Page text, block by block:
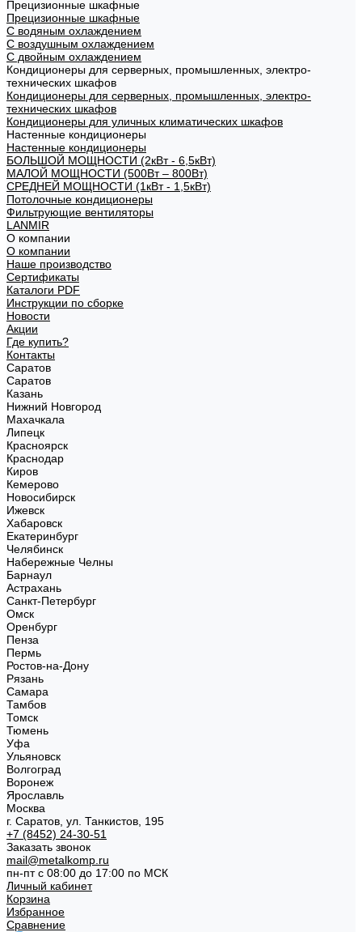
Прецизионные шкафные
Прецизионные шкафные
С водяным охлаждением
С воздушным охлаждением
С двойным охлаждением
Кондиционеры для серверных, промышленных, электро-
технических шкафов
Кондиционеры для серверных, промышленных, электро-
технических шкафов
Кондиционеры для уличных климатических шкафов
Настенные кондиционеры
Настенные кондиционеры
БОЛЬШОЙ МОЩНОСТИ (2кВт - 6,5кВт)
МАЛОЙ МОЩНОСТИ (500Вт – 800Вт)
СРЕДНЕЙ МОЩНОСТИ (1кВт - 1,5кВт)
Потолочные кондиционеры
Фильтрующие вентиляторы
LANMIR
О компании
О компании
Наше производство
Сертификаты
Каталоги PDF
Инструкции по сборке
Новости
Акции
Где купить?
Контакты
Саратов
Саратов
Казань
Нижний Новгород
Махачкала
Липецк
Красноярск
Краснодар
Киров
Кемерово
Новосибирск
Ижевск
Хабаровск
Екатеринбург
Челябинск
Набережные Челны
Барнаул
Астрахань
Санкт-Петербург
Омск
Оренбург
Пенза
Пермь
Ростов-на-Дону
Рязань
Самара
Тамбов
Томск
Тюмень
Уфа
Ульяновск
Волгоград
Воронеж
Ярославль
Москва
г. Саратов, ул. Танкистов, 195
+7 (8452) 24-30-51
Заказать звонок
mail@metalkomp.ru
пн-пт с 08:00 до 17:00 по МСК
Личный кабинет
Корзина
Избранное
Сравнение